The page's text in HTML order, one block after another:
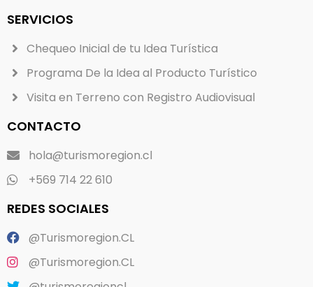
SERVICIOS
Chequeo Inicial de tu Idea Turística
Programa De la Idea al Producto Turístico
Visita en Terreno con Registro Audiovisual
CONTACTO
hola@turismoregion.cl
+569 714 22 610
REDES SOCIALES
@Turismoregion.CL
@Turismoregion.CL